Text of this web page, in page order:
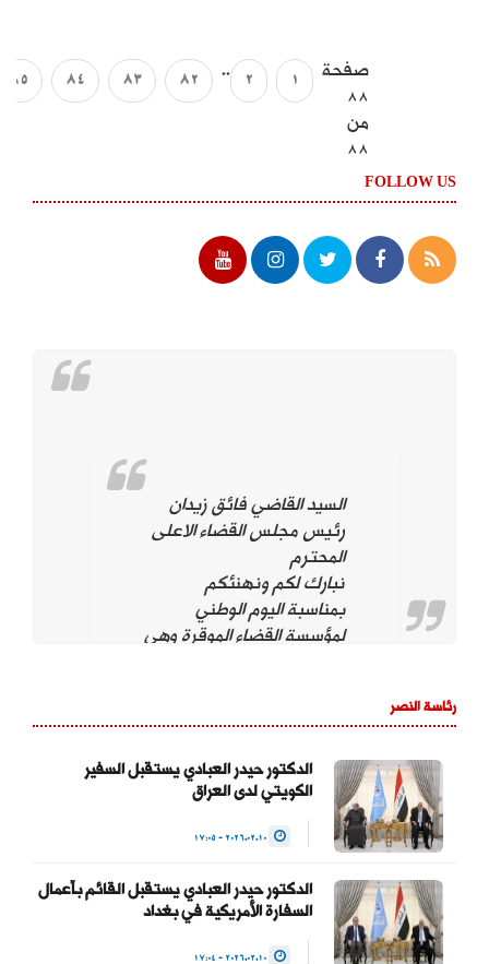
صفحة
88
من
88
1
2
..
82
83
84
85
FOLLOW US
السيد القاضي فائق زيدان
رئيس مجلس القضاء الاعلى
المحترم
نبارك لكم ونهنئكم
بمناسبة اليوم الوطني
لمؤسسة القضاء الموقرة وهي
المواطنين وحماية التجربة
الديمقراطية والتداول السلمي
للسلطة والحفاظ على…
العبادي
(@HaiderAlAbadi)
رئاسة النصر
الدكتور حيدر العبادي يستقبل السفير
الكويتي لدى العراق
الدكتور حيدر العبادي يستقبل القائم بأعمال
السفارة الأمريكية في بغداد